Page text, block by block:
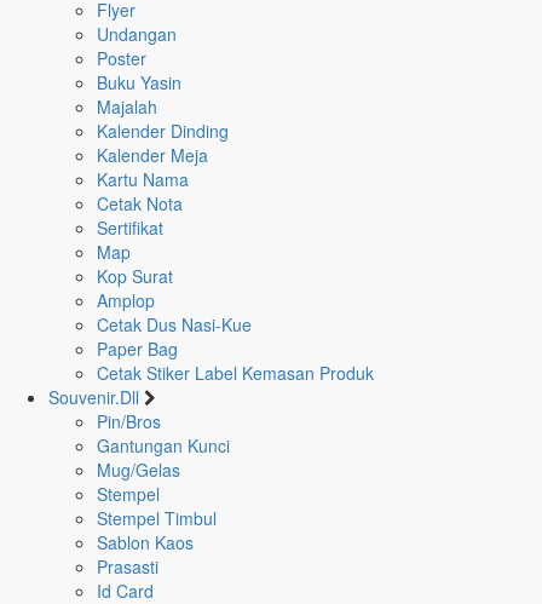
Flyer
Undangan
Poster
Buku Yasin
Majalah
Kalender Dinding
Kalender Meja
Kartu Nama
Cetak Nota
Sertifikat
Map
Kop Surat
Amplop
Cetak Dus Nasi-Kue
Paper Bag
Cetak Stiker Label Kemasan Produk
Souvenir.Dll
Pin/Bros
Gantungan Kunci
Mug/Gelas
Stempel
Stempel Timbul
Sablon Kaos
Prasasti
Id Card